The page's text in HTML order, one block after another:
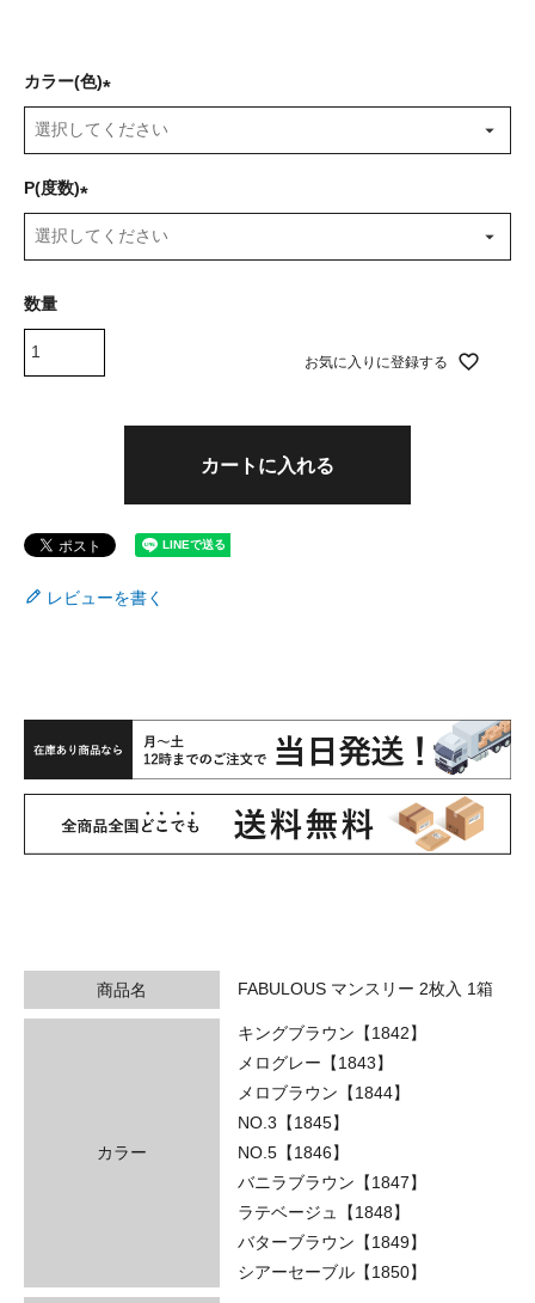
カラー(色)
必
)
P(度数)
必
お気に入りに登録する
カートに入れる
レビューを書く
商品名 FABULOUS マンスリー 2枚入 1箱
カラー
キングブラウン【1842】
メログレー【1843】
メロブラウン【1844】
NO.3【1845】
NO.5【1846】
バニラブラウン【1847】
ラテベージュ【1848】
バターブラウン【1849】
シアーセーブル【1850】